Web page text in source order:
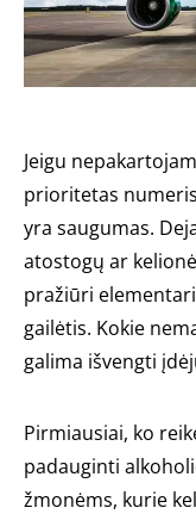
Jeigu
prioritetas
yra saugumas.
atostogų ar
pražiūri
gailėtis. Kokie
galima išvengti
Pirmiausiai, ko
padauginti
žmonėms, kurie